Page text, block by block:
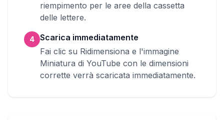
riempimento per le aree della cassetta
delle lettere.
4
Scarica immediatamente
Fai clic su Ridimensiona e l'immagine
Miniatura di YouTube con le dimensioni
corrette verrà scaricata immediatamente.